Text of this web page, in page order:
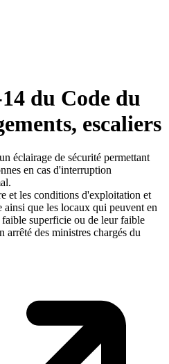
du Code du
escaliers
éclairage de sécurité permettant
en cas d'interruption
et les conditions d'exploitation et
ainsi que les locaux qui peuvent en
faible superficie ou de leur faible
des ministres chargés du